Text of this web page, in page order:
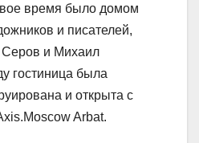
время было домом
и писателей,
Серов и Михаил
гостиница была
и открыта с
Arbat.